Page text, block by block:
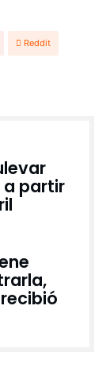
Reddit
a partir